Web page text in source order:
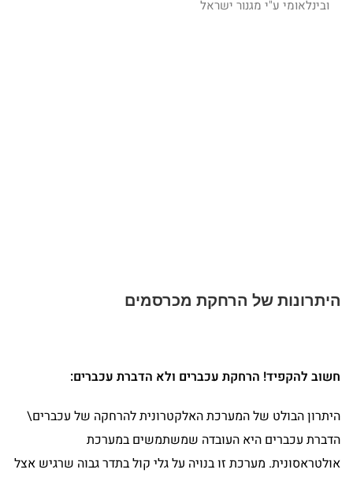
ובינלאומי ע"י מגנור ישראל
היתרונות של הרחקת מכרסמים
חשוב להקפיד! הרחקת עכברים ולא הדברת עכברים:
היתרון הבולט של המערכת האלקטרונית להרחקה של עכברים\
הדברת עכברים היא העובדה שמשתמשים במערכת
אולטראסונית. מערכת זו בנויה על גלי קול בתדר גבוה שרגיש אצל